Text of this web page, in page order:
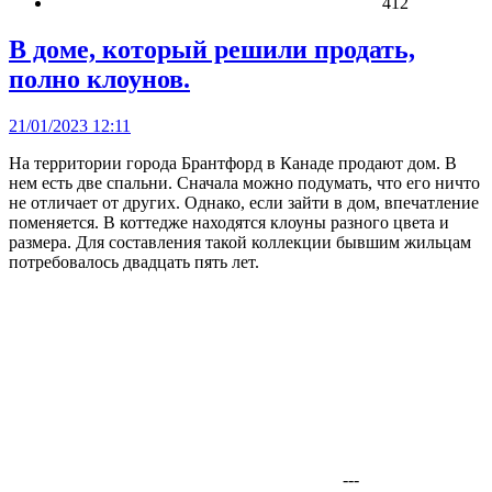
В доме, который решили продать,
полно клоунов.
21/01/2023 12:11
На территории города Брантфорд в Канаде продают дом. В
нем есть две спальни. Сначала можно подумать, что его ничто
не отличает от других. Однако, если зайти в дом, впечатление
поменяется. В коттедже находятся клоуны разного цвета и
размера. Для составления такой коллекции бывшим жильцам
потребовалось двадцать пять лет.
---